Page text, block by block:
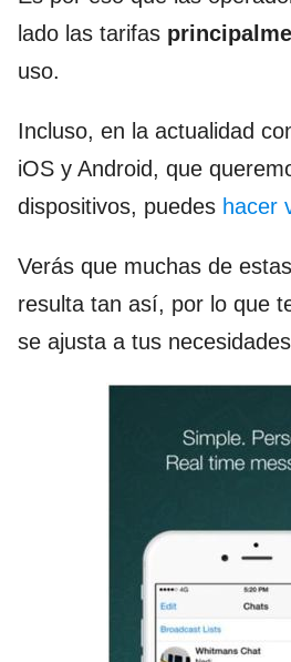
lado las tarifas
uso.
Incluso, en la actualidad
iOS y Android, que
dispositivos, puedes hacer
Verás que muchas de
resulta tan así, por lo que
se ajusta a tus